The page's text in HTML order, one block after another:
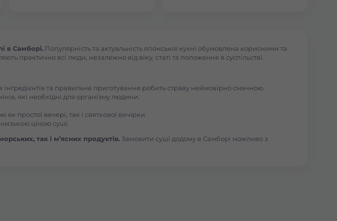
Буча
в Самборі. Популярність та актуальність японської кухні обумовлена корисними та
практично всі люди, незалежно від віку, статі та положення в суспільстві.
та правильне приготування робить страву неймовірно смачною.
які необхідні для організму людини.
простої вечері, так і святкової вечірки.
ціною суші.
так і м’ясних продуктів. Замовити суші додому в Самборі можливо з